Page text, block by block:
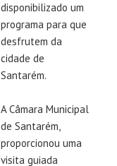
disponibilizado um
programa para que
desfrutem da
cidade de
Santarém.
A Câmara Municipal
de Santarém,
proporcionou uma
visita guiada